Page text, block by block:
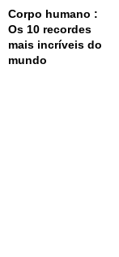
Corpo humano :
Os 10 recordes
mais incríveis do
mundo